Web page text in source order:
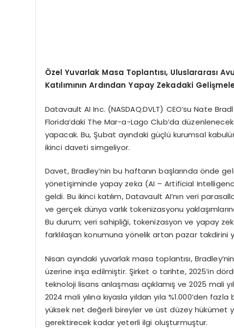
Özel Yuvarlak Masa Toplantısı, Uluslararası
Katılımının Ardından Yapay Zekadaki
Datavault AI Inc. (NASDAQ:DVLT) CEO’su Nate
Florida’daki The Mar-a-Lago Club’da
yapacak. Bu, Şubat ayındaki güçlü kurumsal
ikinci daveti simgeliyor.
Davet, Bradley’nin bu haftanın başlarında önde
yönetişiminde yapay zeka (AI – Artificial
geldi. Bu ikinci katılım, Datavault AI’nın veri
ve gerçek dünya varlık tokenizasyonu
Bu durum; veri sahipliği, tokenizasyon ve yapay
farklılaşan konumuna yönelik artan pazar takdirini
Nisan ayındaki yuvarlak masa toplantısı,
üzerine inşa edilmiştir. Şirket o tarihte, 2025’in
teknoloji lisans anlaşması açıklamış ve 2025 mali
2024 mali yılına kıyasla yıldan yıla %1.000’den
yüksek net değerli bireyler ve üst düzey hükümet
gerektirecek kadar yeterli ilgi oluşturmuştur.